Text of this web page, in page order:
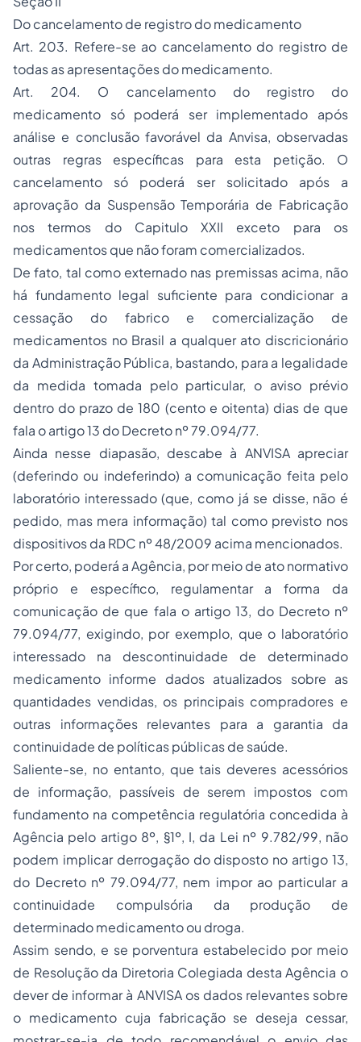
Do cancelamento de registro do medicamento
Art. 203. Refere-se ao cancelamento do registro de
todas as apresentações do medicamento.
Art. 204. O cancelamento do registro do
medicamento só poderá ser implementado após
análise e conclusão favorável da Anvisa, observadas
outras regras específicas para esta petição. O
cancelamento só poderá ser solicitado após a
aprovação da Suspensão Temporária de Fabricação
nos termos do Capitulo XXII exceto para os
medicamentos que não foram comercializados.
De fato, tal como externado nas premissas acima, não
há fundamento legal suficiente para condicionar a
cessação do fabrico e comercialização de
medicamentos no Brasil a qualquer ato discricionário
da Administração Pública, bastando, para a legalidade
da medida tomada pelo particular, o aviso prévio
dentro do prazo de 180 (cento e oitenta) dias de que
fala o artigo 13 do Decreto nº 79.094/77.
Ainda nesse diapasão, descabe à ANVISA apreciar
(deferindo ou indeferindo) a comunicação feita pelo
laboratório interessado (que, como já se disse, não é
pedido, mas mera informação) tal como previsto nos
dispositivos da RDC nº 48/2009 acima mencionados.
Por certo, poderá a Agência, por meio de ato normativo
próprio e específico, regulamentar aforma da
comunicação de que fala o artigo 13, do Decreto nº
79.094/77, exigindo, por exemplo, que o laboratório
interessado na descontinuidade de determinado
medicamento informe dados atualizados sobre as
quantidades vendidas, os principais compradores e
outras informações relevantes para a garantia da
continuidade de políticas públicas de saúde.
Saliente-se, no entanto, que tais deveres acessórios
de informação, passíveis de serem impostos com
fundamento na competência regulatória concedida à
Agência pelo artigo 8º, §1º, I, da Lei nº 9.782/99, não
podem implicar derrogação do disposto no artigo 13,
do Decreto nº 79.094/77, nem impor ao particular a
continuidade compulsória da produção de
determinado medicamento ou droga.
Assim sendo, e se porventura estabelecido por meio
de Resolução da Diretoria Colegiada desta Agência o
dever de informar à ANVISA os dados relevantes sobre
o medicamento cuja fabricação se deseja cessar,